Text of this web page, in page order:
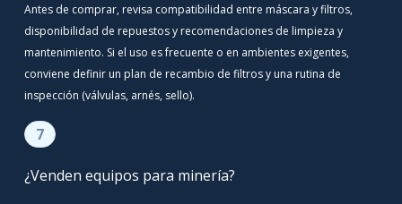
Antes de comprar, revisa compatibilidad entre máscara y filtros,
disponibilidad de repuestos y recomendaciones de limpieza y
mantenimiento. Si el uso es frecuente o en ambientes exigentes,
conviene definir un plan de recambio de filtros y una rutina de
inspección (válvulas, arnés, sello).
7
¿Venden equipos para minería?